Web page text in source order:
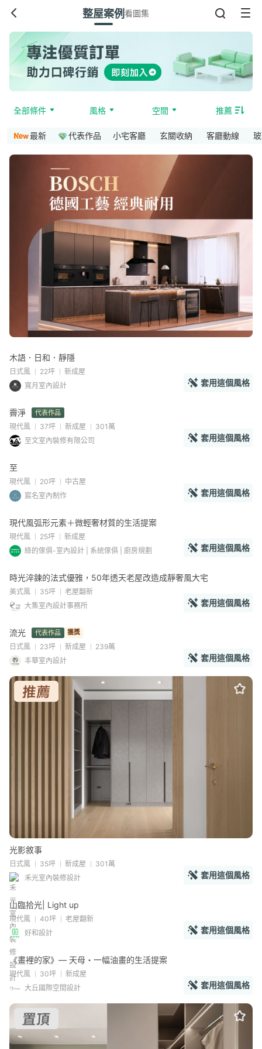
整屋案例看圖集
全部條件 風格 空間 推薦
最新 代表作品 小宅客廳 玄關收納 客廳動線
木語．日和．靜隱
日式風 22坪
新成屋
寬月室內設計
套用這個風格
霽淨 代表作品
現代風 37坪 新成屋
301萬
至文室內裝修有限公司
套用這個風格
至
現代風 20坪
中古屋
宸名室內制作
套用這個風格
現代風弧形元素＋微輕奢材質的生活提案
現代風 25坪
新成屋
綠的傢俱-室內設計 | 系統傢俱 | 廚房規劃
套用這個風格
時光淬鍊的法式優雅，50年透天老屋改造成靜奢風大宅
美式風 35坪
老屋翻新
大集室內設計事務所
套用這個風格
AI環景
流光 代表作品 獲獎
日式風 23坪 新成屋
239萬
丰華室內設計
套用這個風格
光影敘事
日式風 35坪 新成屋
301萬
禾光室內裝修設計
套用這個風格
山臨拾光| Light up
現代風 40坪
老屋翻新
好和設計
套用這個風格
《畫裡的家》— 天母・一幅油畫的生活提案
現代風 30坪
新成屋
大丘國際空間設計
套用這個風格